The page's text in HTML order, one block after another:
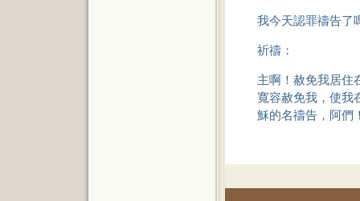
我今天認罪禱告了
祈禱：
主啊！赦免我居住
寬容赦免我，使我
穌的名禱告，阿們